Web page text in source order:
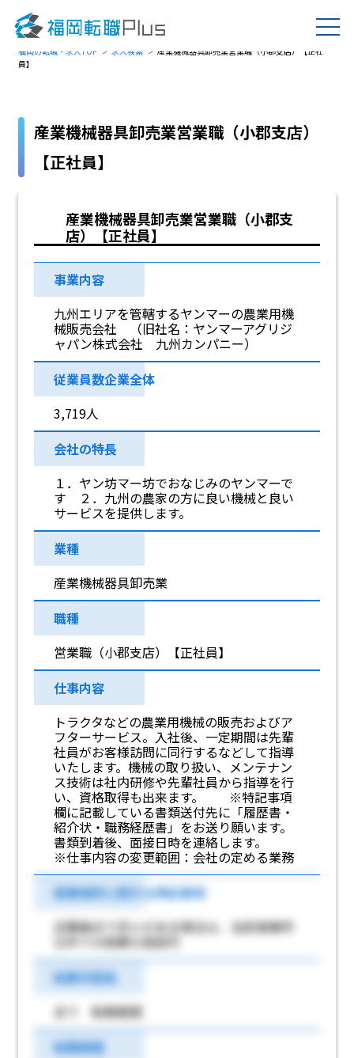
福岡の転職・求人TOP 求人検索
産業機械器具卸売業営業職（小郡支店）【正社
員】
産業機械器具卸売業営業職（小郡支店）
【正社員】
産業機械器具卸売業営業職（小郡支
店）【正社員】
事業内容
九州エリアを管轄するヤンマーの農業用機
械販売会社 （旧社名：ヤンマーアグリジ
ャパン株式会社 九州カンパニー）
従業員数企業全体
3,719人
会社の特長
１．ヤン坊マー坊でおなじみのヤンマーで
す ２．九州の農家の方に良い機械と良い
サービスを提供します。
業種
産業機械器具卸売業
職種
営業職（小郡支店）【正社員】
仕事内容
トラクタなどの農業用機械の販売およびア
フターサービス。入社後、一定期間は先輩
社員がお客様訪問に同行するなどして指導
いたします。機械の取り扱い、メンテナン
ス技術は社内研修や先輩社員から指導を行
い、資格取得も出来ます。 ※特記事項
欄に記載している書類送付先に「履歴書・
紹介状・職務経歴書」をお送り願います。
書類到着後、面接日時を連絡します。
※仕事内容の変更範囲：会社の定める業務
就業場所に関する特記事項
近隣拠点で求人がある場合は、当該事業所
以外での就業も相談可
転勤可能性
あり 転勤範囲
転勤範囲